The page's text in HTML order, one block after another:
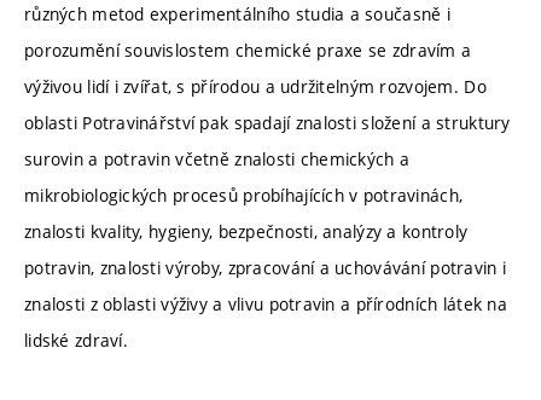
různých metod experimentálního studia a současně i
porozumění souvislostem chemické praxe se zdravím a
výživou lidí i zvířat, s přírodou a udržitelným rozvojem. Do
oblasti Potravinářství pak spadají znalosti složení a struktury
surovin a potravin včetně znalosti chemických a
mikrobiologických procesů probíhajících v potravinách,
znalosti kvality, hygieny, bezpečnosti, analýzy a kontroly
potravin, znalosti výroby, zpracování a uchovávání potravin i
znalosti z oblasti výživy a vlivu potravin a přírodních látek na
lidské zdraví.